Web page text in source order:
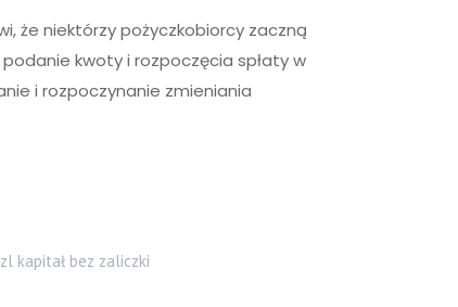
że niektórzy pożyczkobiorcy zaczną
kwoty i rozpoczęcia spłaty w
i rozpoczynanie zmieniania
kapitał bez zaliczki